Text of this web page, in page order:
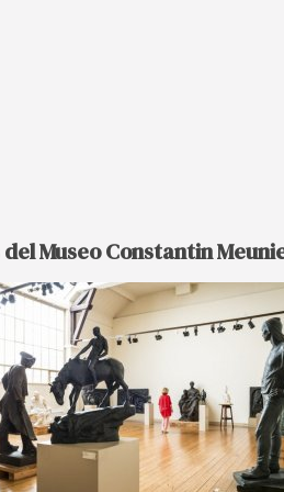
del Museo Constantin